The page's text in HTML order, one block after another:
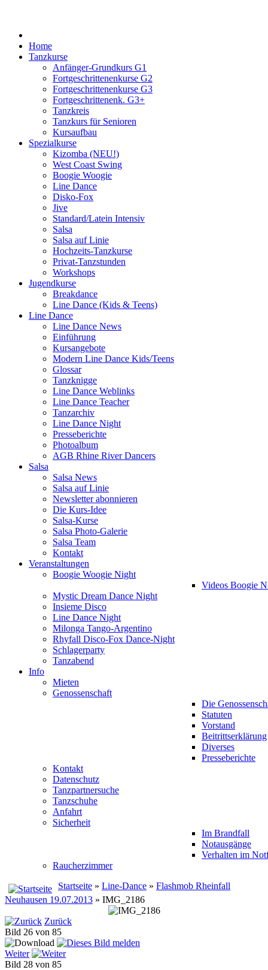
Home
Tanzkurse
Anfänger-Grundkurs G1
Fortgeschrittenenkurse G2
Fortgeschrittenenkurse G3
Fortgeschrittenenk. G3+
Tanzkreis
Tanzkurs für Senioren
Kursaufbau
Spezialkurse
Kizomba (NEU!)
West Coast Swing
Boogie Woogie
Line Dance
Disko-Fox
Jive
Standard/Latein Intensiv
Salsa
Salsa auf Linie
Hochzeits-Tanzkurse
Privat-Tanzstunden
Workshops
Jugendkurse
Breakdance
Line Dance (Kids & Teens)
Line Dance
Line Dance News
Einführung
Kursangebote
Modern Line Dance Kids/Teens
Glossar
Tanzknigge
Line Dance Weblinks
Line Dance Teacher
Tanzarchiv
Line Dance Night
Presseberichte
Photoalbum
AGB Rhine River Dancers
Salsa
Salsa News
Salsa auf Linie
Newsletter abonnieren
Die Kurs-Idee
Salsa-Kurse
Salsa Photo-Galerie
Salsa Team
Kontakt
Veranstaltungen
Boogie Woogie Night
Videos Boogie
Mystic Dream Dance Night
Insieme Disco
Line Dance Night
Milonga Tango-Argentino
Rhyfall Disco-Fox Dance-Night
Schlagerparty
Tanzabend
Info
Mieten
Genossenschaft
Die
Statuten
Vorstand
Beitrittserklärung
Diverses
Presseberichte
Kontakt
Datenschutz
Tanzpartnersuche
Tanzschuhe
Anfahrt
Sicherheit
Im Brandfall
Notausgänge
Verhalten im
Raucherzimmer
Startseite » Line-Dance » Flashmob Rheinfall
Neuhausen 19.07.2013 » IMG_2186
Zurück
Bild 26 von 85
Weiter
Bild 28 von 85